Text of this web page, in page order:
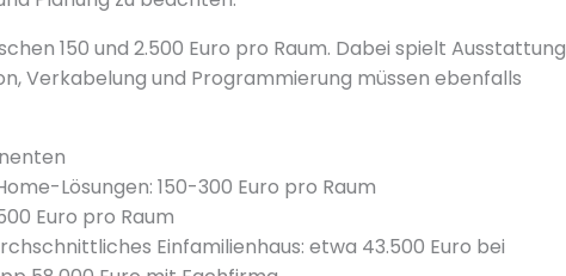
150 und 2.500 Euro pro Raum. Dabei spielt Ausstattung
Verkabelung und Programmierung müssen ebenfalls
Lösungen: 150-300 Euro pro Raum
Euro pro Raum
Einfamilienhaus: etwa 43.500 Euro bei